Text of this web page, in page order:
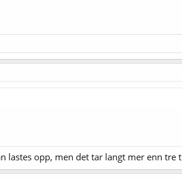
lastes opp, men det tar langt mer enn tre